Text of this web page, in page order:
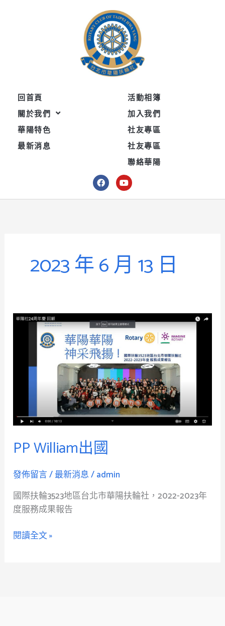
回首頁
關於我們
華陽特色
最新消息
活動相簿
加入我們
社友專區
社友專區
聯絡華陽
F
a
c
e
Y
o
u
t
2023 年 6 月 13 日
PP William出國
發佈留言/最新消息/admin
國際扶輪3523地區台北市華陽扶輪社，2022-2023年
度服務成果報告
PP
William
閱讀全文 »